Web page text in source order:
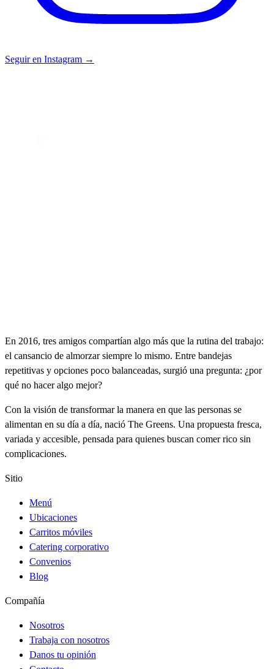
Seguir en Instagram →
En 2016, tres amigos compartían algo más que la rutina del trabajo:
el cansancio de almorzar siempre lo mismo. Entre bandejas
repetitivas y opciones poco balanceadas, surgió una pregunta: ¿por
qué no hacer algo mejor?
Con la visión de transformar la manera en que las personas se
alimentan en su día a día, nació The Greens. Una propuesta fresca,
variada y accesible, pensada para quienes buscan comer rico sin
complicaciones.
Sitio
Menú
Ubicaciones
Carritos móviles
Catering corporativo
Convenios
Blog
Compañía
Nosotros
Trabaja con nosotros
Danos tu opinión